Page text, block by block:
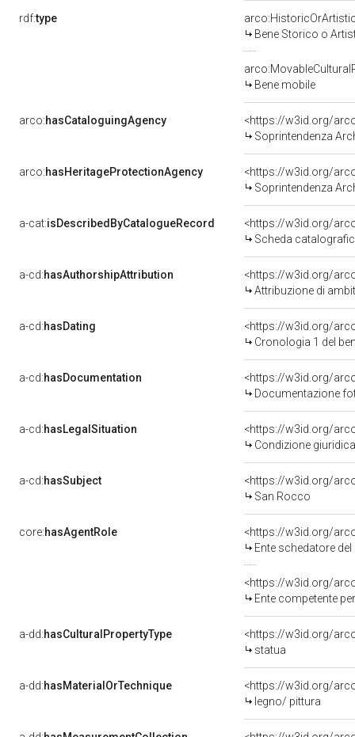
rdf:type
Bene Storico o
Bene mobile
arco:hasCataloguingAgency
<https://w3id.org/
Soprintendenza
arco:hasHeritageProtectionAgency
<https://w3id.org/
Soprintendenza
a-cat:isDescribedByCatalogueRecord
<https://w3id.org/
Scheda
a-cd:hasAuthorshipAttribution
<https://w3id.org/
Attribuzione di
a-cd:hasDating
<https://w3id.org/
Cronologia 1 del
a-cd:hasDocumentation
Documentazione
a-cd:hasLegalSituation
Condizione
a-cd:hasSubject
<https://w3id.org/
San Rocco
core:hasAgentRole
<https://w3id.org/
Ente schedatore del
<https://w3id.org/
Ente competente per
a-dd:hasCulturalPropertyType
<https://w3id.org/
statua
a-dd:hasMaterialOrTechnique
<https://w3id.org/
legno/ pittura